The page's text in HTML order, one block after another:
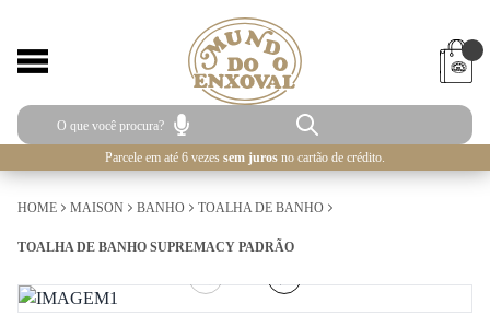
Parcele em até 6 vezes sem juros no cartão de crédito.
HOME MAISON BANHO TOALHA DE BANHO
TOALHA DE BANHO SUPREMACY PADRÃO